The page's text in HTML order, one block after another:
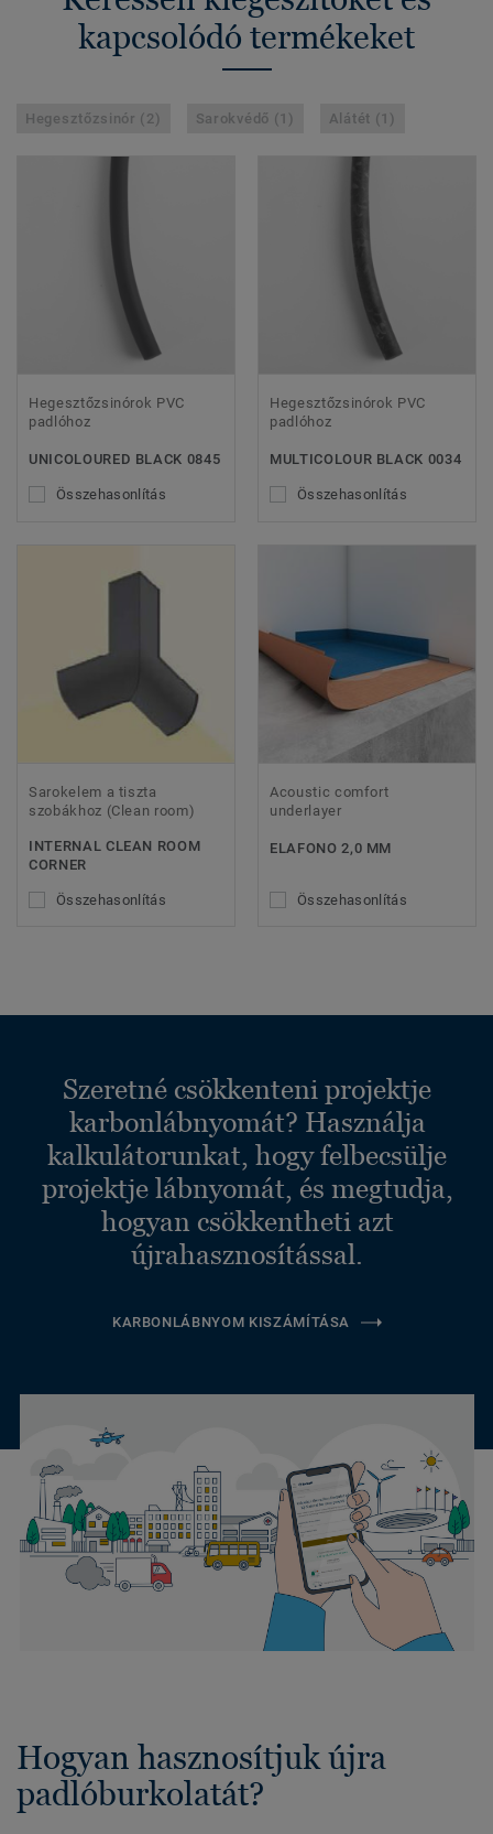
kapcsolódó termékeket
Hegesztőzsinór (2) Sarokvédő (1) Alátét (1)
Hegesztőzsinórok PVC
padlóhoz
UNICOLOURED BLACK 0845
Összehasonlítás
Hegesztőzsinórok PVC
padlóhoz
MULTICOLOUR BLACK 0034
Összehasonlítás
Sarokelem a tiszta
szobákhoz (Clean room)
INTERNAL CLEAN ROOM
CORNER
Összehasonlítás
Acoustic comfort
underlayer
ELAFONO 2,0 MM
Összehasonlítás
Szeretné csökkenteni projektje
karbonlábnyomát? Használja
kalkulátorunkat, hogy felbecsülje
projektje lábnyomát, és megtudja,
hogyan csökkentheti azt
újrahasznosítással.
KARBONLÁBNYOM KISZÁMÍTÁSA
Hogyan hasznosítjuk újra
padlóburkolatát?